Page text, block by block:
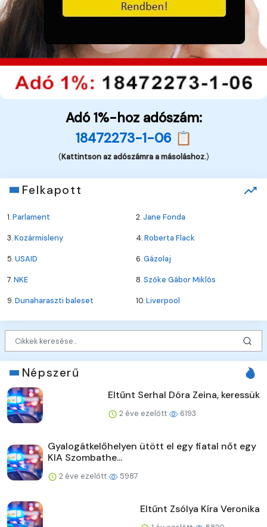
Adó 1%-hoz adószám:
18472273-1-06 📋
(Kattintson az adószámra a másoláshoz.)
Felkapott
1.Parlament 2.Jane Fonda
3.Kozármisleny 4.Roberta Flack
5.USAID 6.Gázolaj
7.NKE 8.Szőke Gábor Miklós
9.Dunaharaszti baleset 10.Liverpool
Népszerű
Eltűnt Serhal Dóra Zeina, keressük
2 éve ezelőtt 6193
Gyalogátkelőhelyen ütött el egy fiatal nőt egy
KIA Szombathe...
2 éve ezelőtt 5987
Eltűnt Zsólya Kíra Veronika